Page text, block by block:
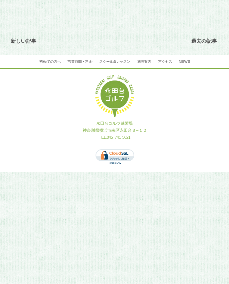
新しい記事 過去の記事
初めての方へ 営業時間・料金 スクール&レッスン 施設案内 アクセス NEWS
永田台ゴルフ練習場
神奈川県横浜市南区永田台３−１２
TEL.045-741-5621